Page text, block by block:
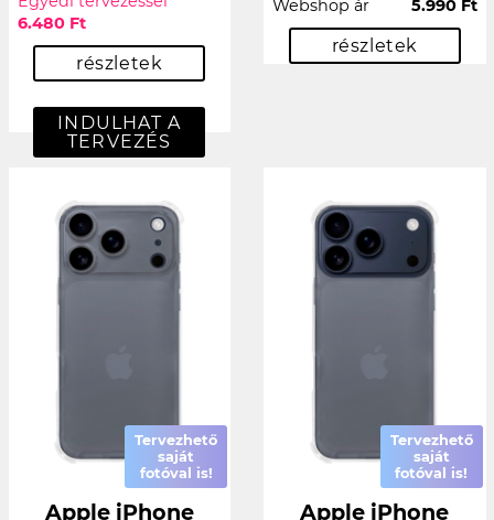
6.480 Ft
részletek
INDULHAT A
TERVEZÉS
Webshop ár 5.990 Ft
részletek
Tervezhető
saját
fotóval is!
Apple iPhone
Tervezhető
saját
fotóval is!
Apple iPhone